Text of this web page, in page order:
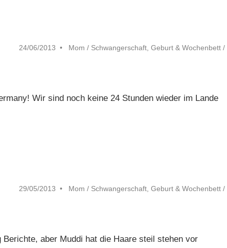
24/06/2013 Mom / Schwangerschaft, Geburt & Wochenbett /
Wir sind noch keine 24 Stunden wieder im Lande
29/05/2013 Mom / Schwangerschaft, Geburt & Wochenbett /
aber Muddi hat die Haare steil stehen vor